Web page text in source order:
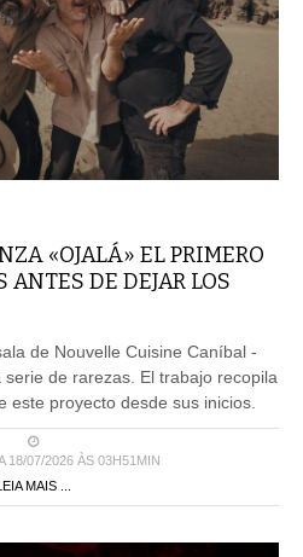
«OJALÁ» EL PRIMERO
ANTES DE DEJAR LOS
de Nouvelle Cuisine Caníbal -
de rarezas. El trabajo recopila
este proyecto desde sus inicios.
18/07/2026 ÀS 03H51MIN
MAIS ...